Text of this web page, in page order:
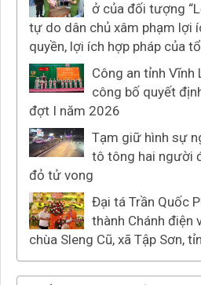
ở của đối tượng
tự do dân chủ xâm phạm lợi
quyền, lợi ích hợp pháp của
Công an tỉnh
công bố quyết
đợt I năm 2026
Tạm giữ hình sự
tô tông hai người
đỏ tử vong
Đại tá Trần Quốc
thành Chánh điện
chùa Sleng Cũ, xã Tập Sơn,